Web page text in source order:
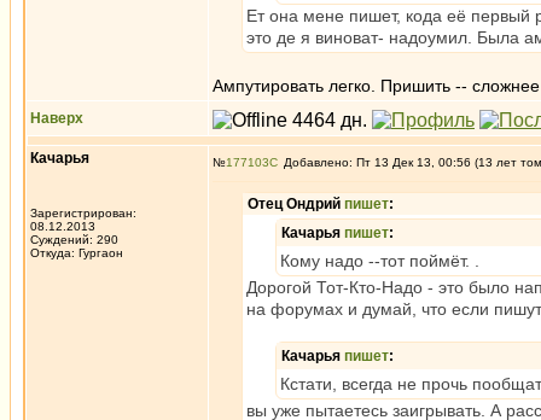
Ет она мене пишет, кода её первый
это де я виноват- надоумил. Была
Ампутировать легко. Пришить --
Наверх
Качарья
Зарегистрирован:
08.12.2013
Суждений: 290
Откуда: Гургаон
№177103 Добавлено: Пт 13 Дек 13, 00:56 (13 лет
Отец Ондрий пишет:
Качарья пишет:
Кому надо --тот поймёт. .
Дорогой Тот-Кто-Надо - это было
на форумах и думай, что если
Качарья пишет:
Кстати, всегда не прочь
вы уже пытаетесь заигрывать. А